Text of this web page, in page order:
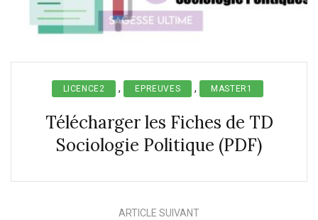
LICENCE2 , EPREUVES , MASTER1
Télécharger les Fiches de TD
Sociologie Politique (PDF)
ARTICLE SUIVANT